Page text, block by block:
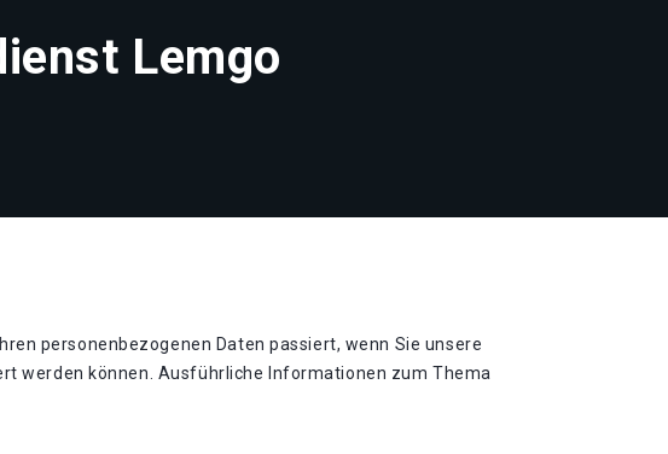
Lemgo
personenbezogenen Daten passiert, wenn Sie unsere
werden können. Ausführliche Informationen zum Thema